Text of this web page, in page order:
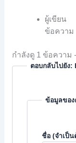
ผู้เขียน
ข้อความ
กำลังดู 1 ข้อความ
ตอบกลับไปยัง:
ข้อมูลขอ
ชื่อ (จำเป็น